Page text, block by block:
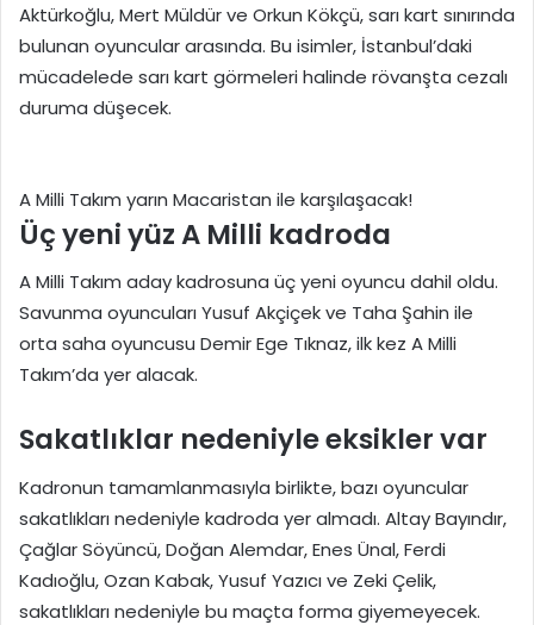
Aktürkoğlu, Mert Müldür ve Orkun Kökçü, sarı kart sınırında
bulunan oyuncular arasında. Bu isimler, İstanbul’daki
mücadelede sarı kart görmeleri halinde rövanşta cezalı
duruma düşecek.
A Milli Takım yarın Macaristan ile karşılaşacak!
Üç yeni yüz A Milli kadroda
A Milli Takım aday kadrosuna üç yeni oyuncu dahil oldu.
Savunma oyuncuları Yusuf Akçiçek ve Taha Şahin ile
orta saha oyuncusu Demir Ege Tıknaz, ilk kez A Milli
Takım’da yer alacak.
Sakatlıklar nedeniyle eksikler var
Kadronun tamamlanmasıyla birlikte, bazı oyuncular
sakatlıkları nedeniyle kadroda yer almadı. Altay Bayındır,
Çağlar Söyüncü, Doğan Alemdar, Enes Ünal, Ferdi
Kadıoğlu, Ozan Kabak, Yusuf Yazıcı ve Zeki Çelik,
sakatlıkları nedeniyle bu maçta forma giyemeyecek.